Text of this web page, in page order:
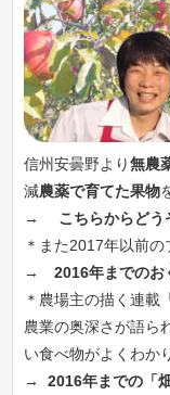
信州安曇野より無農
減農薬で育てた果物
→ こちらからどう
＊また2017年以前の
→2016年までのお
＊農場主の描く連載
農業の奥深さが語ら
い食べ物がよくわか
→2016年までの「